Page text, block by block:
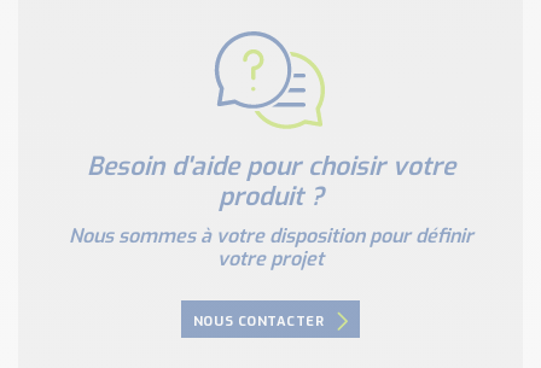
Besoin d'aide pour choisir votre
produit ?
Nous sommes à votre disposition pour définir
votre projet
NOUS CONTACTER